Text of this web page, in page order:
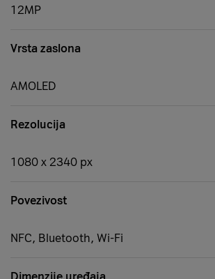
12MP
Vrsta zaslona
AMOLED
Rezolucija
1080 x 2340 px
Povezivost
NFC, Bluetooth, Wi-Fi